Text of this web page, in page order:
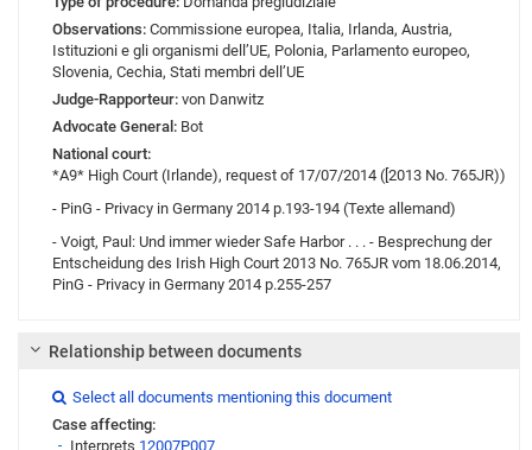
Observations: Commissione europea, Italia, Irlanda, Austria,
Istituzioni e gli organismi dell’UE, Polonia, Parlamento europeo,
Slovenia, Cechia, Stati membri dell’UE
Judge-Rapporteur: von Danwitz
Advocate General: Bot
National court:
*A9* High Court (Irlande), request of 17/07/2014 ([2013 No. 765JR))
- PinG - Privacy in Germany 2014 p.193-194 (Texte allemand)
- Voigt, Paul: Und immer wieder Safe Harbor . . . - Besprechung der
Entscheidung des Irish High Court 2013 No. 765JR vom 18.06.2014,
PinG - Privacy in Germany 2014 p.255-257
Relationship between documents
Link
 Select all documents mentioning this document
Case affecting:
Interprets 12007P007